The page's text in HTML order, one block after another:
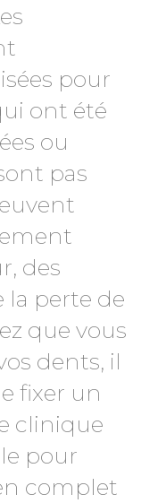
pour
ont été
ou
pas
des
perte de
que vous
dents, il
fixer un
clinique
pour
complet